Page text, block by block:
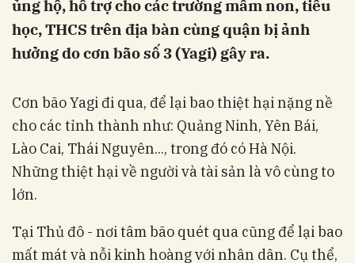
ủng hộ, hỗ trợ cho các trường mầm non, tiểu
học, THCS trên địa bàn cùng quận bị ảnh
hưởng do cơn bão số 3 (Yagi) gây ra.
Cơn bão Yagi đi qua, để lại bao thiệt hại nặng nề
cho các tỉnh thành như: Quảng Ninh, Yên Bái,
Lào Cai, Thái Nguyên..., trong đó có Hà Nội.
Những thiệt hại về người và tài sản là vô cùng to
lớn.
Tại Thủ đô - nơi tâm bão quét qua cũng để lại bao
mất mát và nỗi kinh hoàng với nhân dân. Cụ thể,